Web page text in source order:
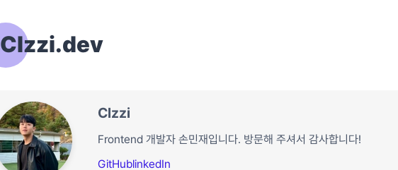
Clzzi.dev
Clzzi
Frontend 개발자 손민재입니다. 방문해 주셔서 감사합니다!
GitHublinkedIn